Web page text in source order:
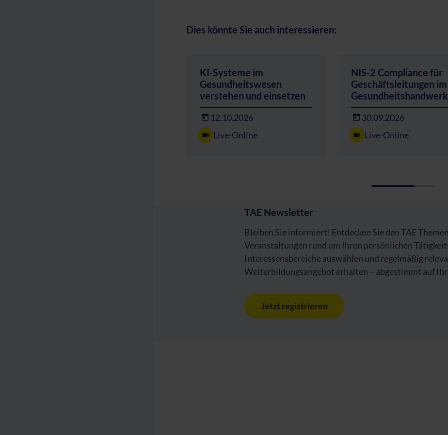
Dies könnte Sie auch interessieren:
KI-Systeme im
Gesundheitswesen
verstehen und einsetzen
12.10.2026
Live-Online
NIS-2 Compliance für
Geschäftsleitungen im
Gesundheitshandwerk
30.09.2026
Live-Online
TAE Newsletter
Bleiben Sie informiert! Entdecken Sie den TAE
Veranstaltungen rund um Ihren persönlichen
Interessensbereiche auswählen und regelmäßig
Weiterbildungsangebot erhalten – abgestimmt auf
Jetzt registrieren